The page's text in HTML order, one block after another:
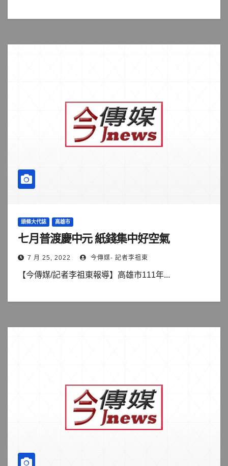
頭條大代誌 高雄市
七月普渡慶中元 紙錢集中好空氣
7 月 25, 2022 今傳媒- 記者李祖東
【今傳媒/記者李祖東報導】高雄市111年...